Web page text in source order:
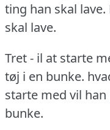
ting han skal lave.
skal lave.
Tret - il at starte
tøj i en bunke.
starte med vil
bunke.